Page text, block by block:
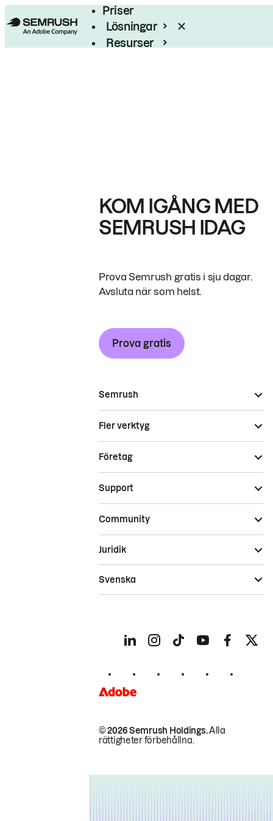
Priser
Lösningar
Resurser
KOM IGÅNG MED
SEMRUSH IDAG
Prova Semrush gratis i sju dagar.
Avsluta när som helst.
Prova gratis
Semrush
Fler verktyg
Företag
Support
Community
© 2026 Semrush Holdings.Alla
rättigheter förbehållna.
Juridik
Svenska